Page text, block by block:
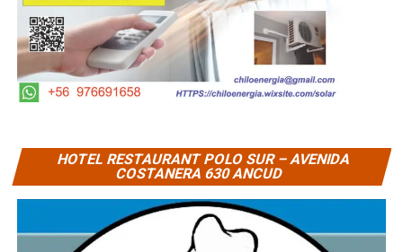
HOTEL RESTAURANT POLO SUR – AVENIDA
COSTANERA 630 ANCUD